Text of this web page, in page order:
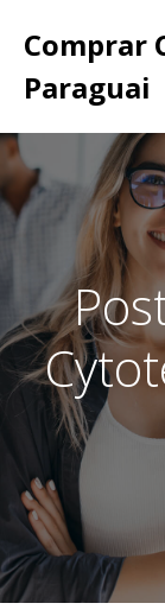
Comprar
Paraguai